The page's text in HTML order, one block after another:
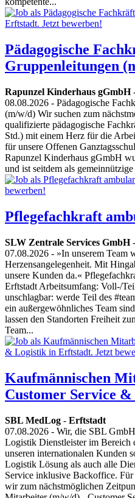
Pädagogische
Gruppenleitungen
Rapunzel Kinderhaus gGmbH
08.08.2026 - Pädagogische
(m/w/d) Wir suchen zum
qualifizierte pädagogische
Std.) mit einem Herz für die
für unsere Offenen
Rapunzel Kinderhaus gGmbH
und ist seitdem als
Pflegefachkraft
SLW Zentrale Services GmbH-
07.08.2026 - »In unserem Team
Herzensangelegenheit. Mit
unsere Kunden da.«
Erftstadt Arbeitsumfang: Voll-/
unschlagbar: werde Teil des
ein außergewöhnliches Team
lassen den Standorten Freiheit
Team...
Kaufmännischen
Customer Service
SBL MedLog - Erftstadt
07.08.2026 - Wir, die SBL
Logistik Dienstleister im Bereich
unseren internationalen Kunden
Logistik Lösung als auch alle
Service inklusive Backoffice. Für
wir zum nächstmöglichen